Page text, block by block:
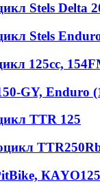
Stels Delta
Stels
125cc,
GY, Enduro
TTR 125